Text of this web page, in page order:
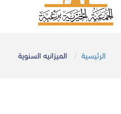
الرئيسية الميزانيه السنوية